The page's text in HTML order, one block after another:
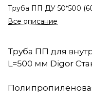
Труба ПП ДУ 50*500
Все описание
Труба ПП для
L=500 мм Digor